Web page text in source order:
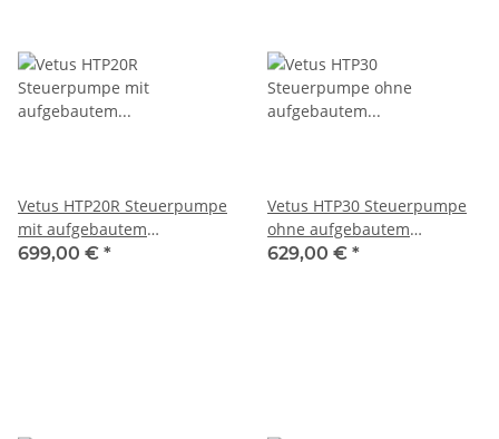
Vetus HTP20R Steuerpumpe
mit aufgebautem
Rückschlagventil in weiß
699,00 € *
Vetus HTP30 Steuerpumpe
ohne aufgebautem
Rückschlagventil 10mm in
629,00 € *